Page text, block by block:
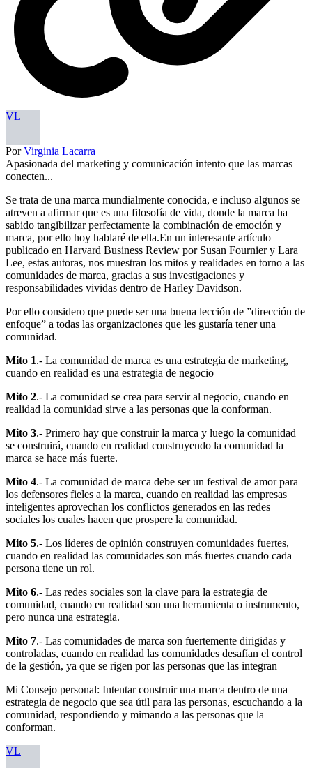
VL
PorVirginia Lacarra
Apasionada del marketing y comunicación intento que las marcas
conecten...
Se trata de una marca mundialmente conocida, e incluso algunos se
atreven a afirmar que es una filosofía de vida, donde la marca ha
sabido tangibilizar perfectamente la combinación de emoción y
marca, por ello hoy hablaré de ella.En un interesante artículo
publicado en Harvard Business Review por Susan Fournier y Lara
Lee, estas autoras, nos muestran los mitos y realidades en torno a las
comunidades de marca, gracias a sus investigaciones y
responsabilidades vividas dentro de Harley Davidson.
Por ello considero que puede ser una buena lección de ”dirección de
enfoque” a todas las organizaciones que les gustaría tener una
comunidad.
Mito 1.- La comunidad de marca es una estrategia de marketing,
cuando en realidad es una estrategia de negocio
Mito 2.- La comunidad se crea para servir al negocio, cuando en
realidad la comunidad sirve a las personas que la conforman.
Mito 3.- Primero hay que construir la marca y luego la comunidad
se construirá, cuando en realidad construyendo la comunidad la
marca se hace más fuerte.
Mito 4.- La comunidad de marca debe ser un festival de amor para
los defensores fieles a la marca, cuando en realidad las empresas
inteligentes aprovechan los conflictos generados en las redes
sociales los cuales hacen que prospere la comunidad.
Mito 5.- Los líderes de opinión construyen comunidades fuertes,
cuando en realidad las comunidades son más fuertes cuando cada
persona tiene un rol.
Mito 6.- Las redes sociales son la clave para la estrategia de
comunidad, cuando en realidad son una herramienta o instrumento,
pero nunca una estrategia.
Mito 7.- Las comunidades de marca son fuertemente dirigidas y
controladas, cuando en realidad las comunidades desafían el control
de la gestión, ya que se rigen por las personas que las integran
Mi Consejo personal: Intentar construir una marca dentro de una
estrategia de negocio que sea útil para las personas, escuchando a la
comunidad, respondiendo y mimando a las personas que la
conforman.
VL